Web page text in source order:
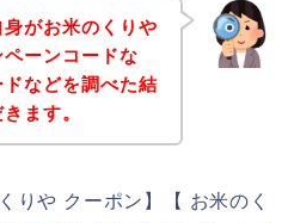
がお米のくりや
ーンコードな
などを調べた結
ます。
りや クーポン】【 お米のく